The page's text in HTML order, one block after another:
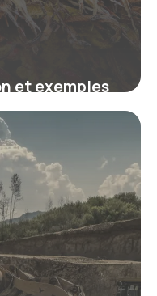
et exemples